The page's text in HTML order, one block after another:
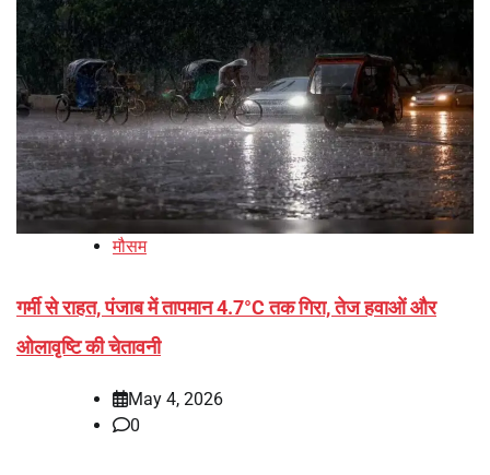
मौसम
गर्मी से राहत, पंजाब में तापमान 4.7°C तक गिरा, तेज हवाओं और
ओलावृष्टि की चेतावनी
May 4, 2026
0